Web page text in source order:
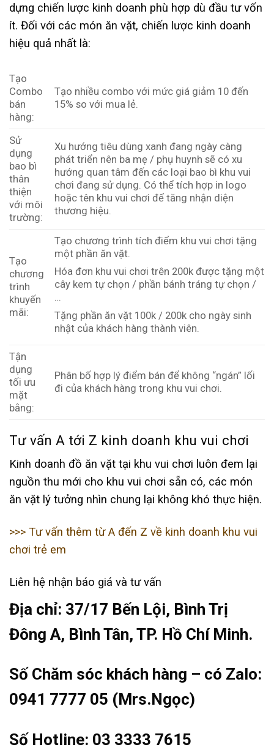
dựng chiến lược kinh doanh phù hợp dù đầu tư vốn
ít. Đối với các món ăn vặt, chiến lược kinh doanh
hiệu quả nhất là:
Tạo
Combo
bán
hàng:
Tạo nhiều combo với mức giá giảm 10 đến
15% so với mua lẻ.
Sử
dụng
bao bì
thân
thiện
với môi
trường:
Xu hướng tiêu dùng xanh đang ngày càng
phát triển nên ba mẹ / phụ huynh sẽ có xu
hướng quan tâm đến các loại bao bì khu vui
chơi đang sử dụng. Có thể tích hợp in logo
hoặc tên khu vui chơi để tăng nhận diện
thương hiệu.
Tạo
chương
trình
khuyến
mãi:
Tạo chương trình tích điểm khu vui chơi tặng
một phần ăn vặt.
Hóa đơn khu vui chơi trên 200k được tặng một
cây kem tự chọn / phần bánh tráng tự chọn /
…
Tặng phần ăn vặt 100k / 200k cho ngày sinh
nhật của khách hàng thành viên.
Tận
dụng
tối ưu
mặt
bằng:
Phân bố hợp lý điểm bán để không “ngán” lối
đi của khách hàng trong khu vui chơi.
Tư vấn A tới Z kinh doanh khu vui chơi
Kinh doanh đồ ăn vặt tại khu vui chơi luôn đem lại
nguồn thu mới cho khu vui chơi sẵn có, các món
ăn vặt lý tưởng nhìn chung lại không khó thực hiện.
>>> Tư vấn thêm từ A đến Z về kinh doanh khu vui
chơi trẻ em
Liên hệ nhận báo giá và tư vấn
Địa chỉ: 37/17 Bến Lội, Bình Trị
Đông A, Bình Tân, TP. Hồ Chí Minh.
Số Chăm sóc khách hàng – có Zalo:
0941 7777 05 (Mrs.Ngọc)
Số Hotline: 03 3333 7615